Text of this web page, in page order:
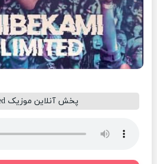
پخش آنلاین موزیک Unlimited